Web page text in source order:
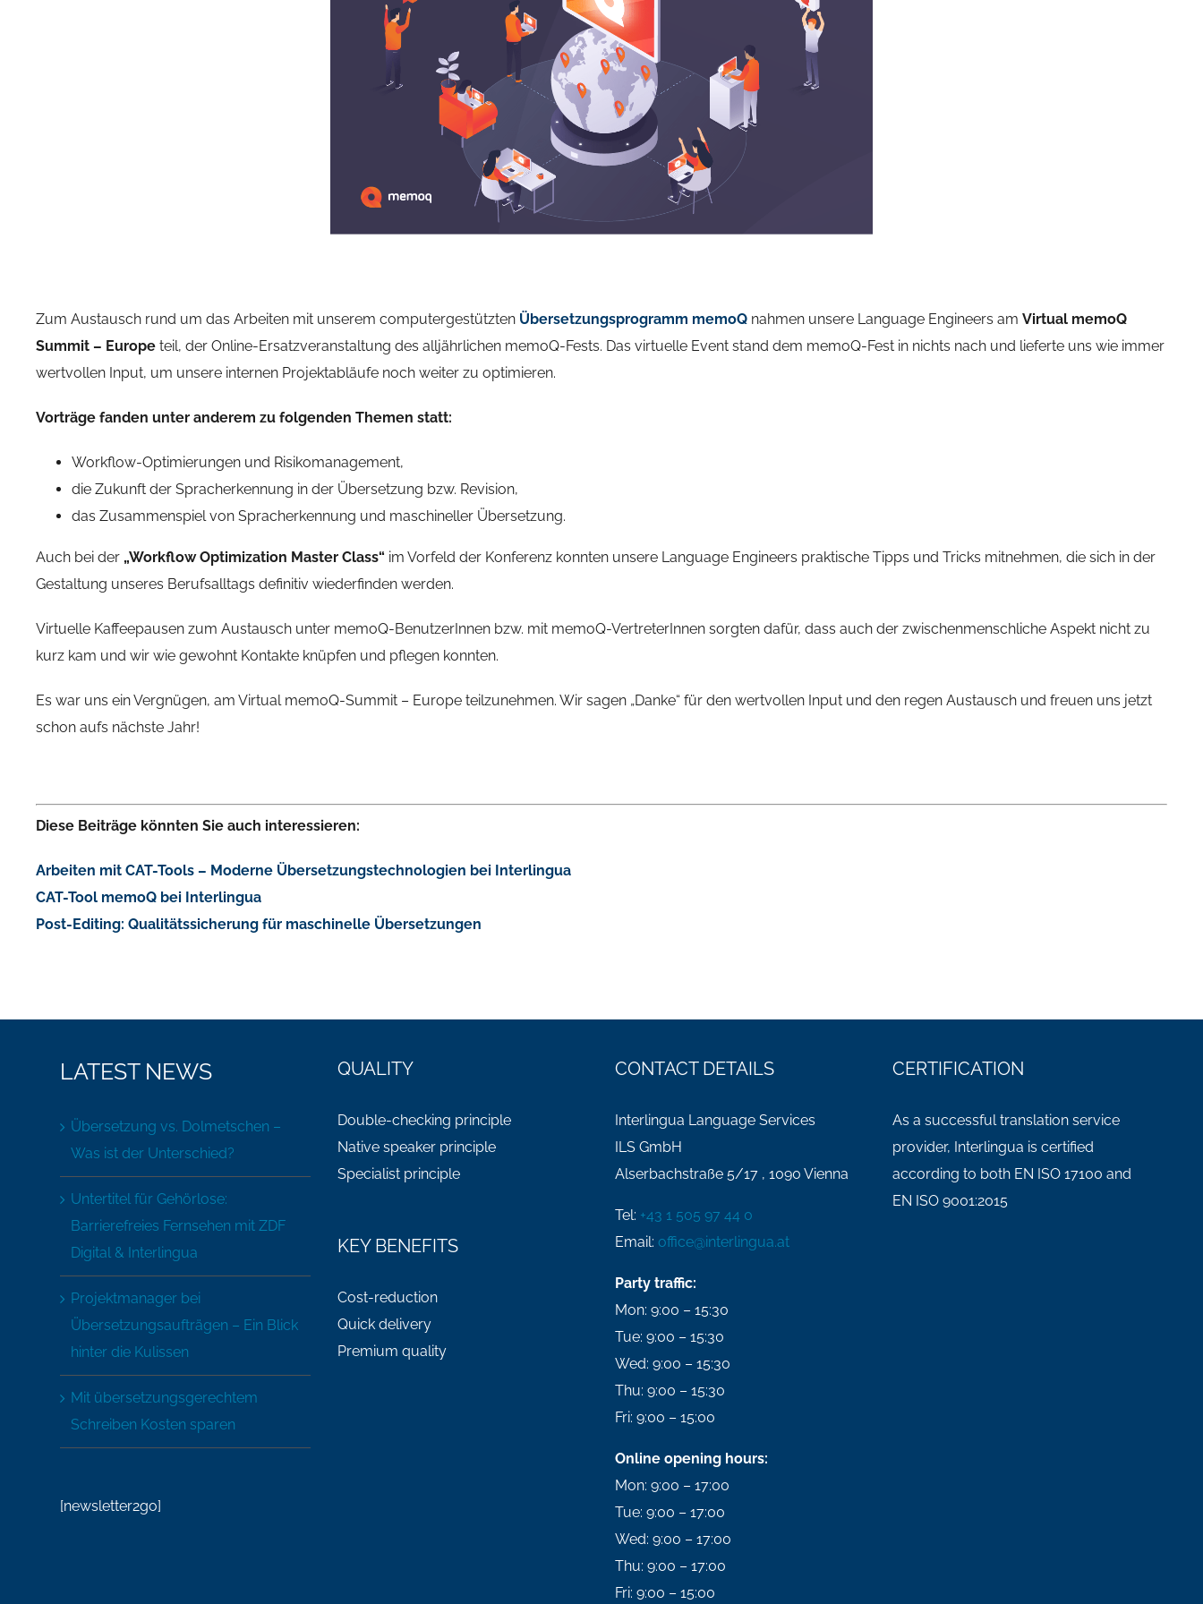
Zum Austausch rund um das Arbeiten mit unserem computergestützten Übersetzungsprogramm memoQnahmen unsere Language Engineers am Virtual memoQ
Summit – Europeteil, der Online-Ersatzveranstaltung des alljährlichen memoQ-Fests. Das virtuelle Event stand dem memoQ-Fest in nichts nach und lieferte uns wie immer
wertvollen Input, um unsere internen Projektabläufe noch weiter zu optimieren.
Vorträge fanden unter anderem zu folgenden Themen statt:
Workflow-Optimierungen und Risikomanagement,
die Zukunft der Spracherkennung in der Übersetzung bzw. Revision,
das Zusammenspiel von Spracherkennung und maschineller Übersetzung.
Auch bei der „Workflow Optimization Master Class“ im Vorfeld der Konferenz konnten unsere Language Engineers praktische Tipps und Tricks mitnehmen, die sich in der
Gestaltung unseres Berufsalltags definitiv wiederfinden werden.
Virtuelle Kaffeepausen zum Austausch unter memoQ-BenutzerInnen bzw. mit memoQ-VertreterInnen sorgten dafür, dass auch der zwischenmenschliche Aspekt nicht zu
kurz kam und wir wie gewohnt Kontakte knüpfen und pflegen konnten.
Es war uns ein Vergnügen, am Virtual memoQ-Summit – Europe teilzunehmen. Wir sagen „Danke“ für den wertvollen Input und den regen Austausch und freuen uns jetzt
schon aufs nächste Jahr!
Diese Beiträge könnten Sie auch interessieren:
Arbeiten mit CAT-Tools – Moderne Übersetzungstechnologien bei Interlingua
CAT-Tool memoQ bei Interlingua
Post-Editing: Qualitätssicherung für maschinelle Übersetzungen
LATEST NEWS
Übersetzung vs. Dolmetschen –
Was ist der Unterschied?
Untertitel für Gehörlose:
Barrierefreies Fernsehen mit ZDF
Digital & Interlingua
Projektmanager bei
Übersetzungsaufträgen – Ein Blick
hinter die Kulissen
Mit übersetzungsgerechtem
Schreiben Kosten sparen
[newsletter2go]
QUALITY
Double-checking principle
Native speaker principle
Specialist principle
KEY BENEFITS
Cost-reduction
Quick delivery
Premium quality
CONTACT DETAILS
Interlingua Language Services
ILS GmbH
Alserbachstraße 5/17 , 1090 Vienna
Tel: +43 1 505 97 44 0
Email: office@interlingua.at
Party traffic:
Mon: 9:00 – 15:30
Tue: 9:00 – 15:30
Wed: 9:00 – 15:30
Thu: 9:00 – 15:30
Fri: 9:00 – 15:00
Online opening hours:
Mon: 9:00 – 17:00
Tue: 9:00 – 17:00
Wed: 9:00 – 17:00
Thu: 9:00 – 17:00
Fri: 9:00 – 15:00
CERTIFICATION
As a successful translation service
provider, Interlingua is certified
according to both EN ISO 17100 and
EN ISO 9001:2015